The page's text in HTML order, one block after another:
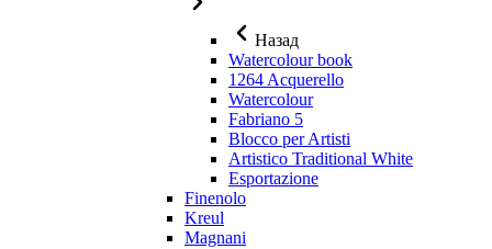
Назад
Watercolour book
1264 Acquerello
Watercolour
Fabriano 5
Blocco per Artisti
Artistico Traditional White
Esportazione
Finenolo
Kreul
Magnani